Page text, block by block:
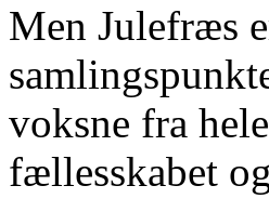
Men Julefræs
voksne fra
fællesskabet